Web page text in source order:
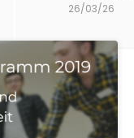
26/03/26